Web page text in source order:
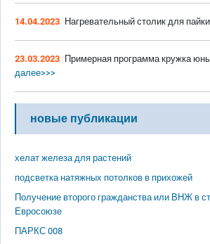
14.04.2023 Нагревательный столик для
23.03.2023 Примерная программа кружка
далее>>>
новые публикации
хелат железа для растений
подсветка натяжных потолков в прихожей
Получение второго гражданства или ВНЖ в
Евросоюзе
ПАРКС 008